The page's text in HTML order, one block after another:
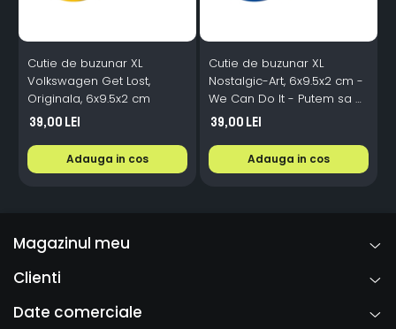
Cutie de buzunar XL
Volkswagen Get Lost,
Originala, 6x9.5x2 cm
39,00 Lei
Adauga in cos
Cutie de buzunar XL
Nostalgic-Art, 6x9.5x2 cm -
We Can Do It - Putem sa o
facem!
39,00 Lei
Adauga in cos
Magazinul meu
Clienti
Date comerciale